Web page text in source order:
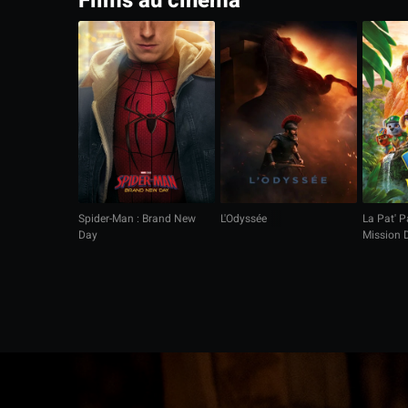
Spider-Man : Brand New
Day
L'Odyssée
La Pat'
Mission